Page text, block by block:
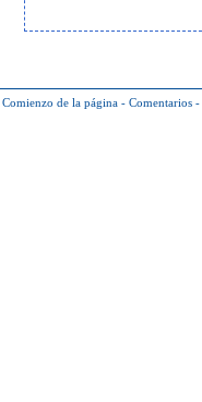
Comienzo de la página - Comentarios -